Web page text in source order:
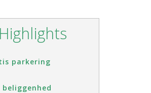
Highlights
parkering